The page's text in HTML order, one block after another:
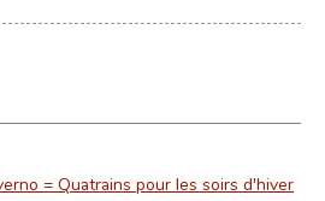
= Quatrains pour les soirs d'hiver